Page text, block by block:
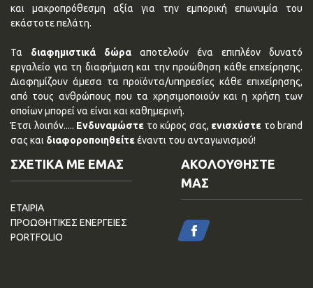
και μακροπρόθεσμη αξία για την εμπορική επωνυμία του
εκάστοτε πελάτη.
Τα διαφημιστικά δώρα αποτελούν ένα επιπλέον δυνατό
εργαλείο για τη διαφήμιση και την προώθηση κάθε επχείρησης.
Διαφημίζουν άμεσα τα προϊόντα/υπηρεσίες κάθε επιχείρησης,
από τους ανθρώπους που τα χρησιμοποιούν και η χρήση των
οποίων μπορεί να είναι και καθημερινή.
Έτσι λοιπόν..... Ενδυναμώστε το κύρος σας, ενισχύστε το brand
σας και διαφοροποιηθείτεέναντι του ανταγωνισμού!
ΣΧΕΤΙΚΑ ΜΕ ΕΜΑΣ
ΕΤΑΙΡΙΑ
ΠΡΟΩΘΗΤΙΚΕΣ ΕΝΕΡΓΕΙΕΣ
PORTFOLIO
ΑΚΟΛΟΥΘΗΣΤΕ
ΜΑΣ